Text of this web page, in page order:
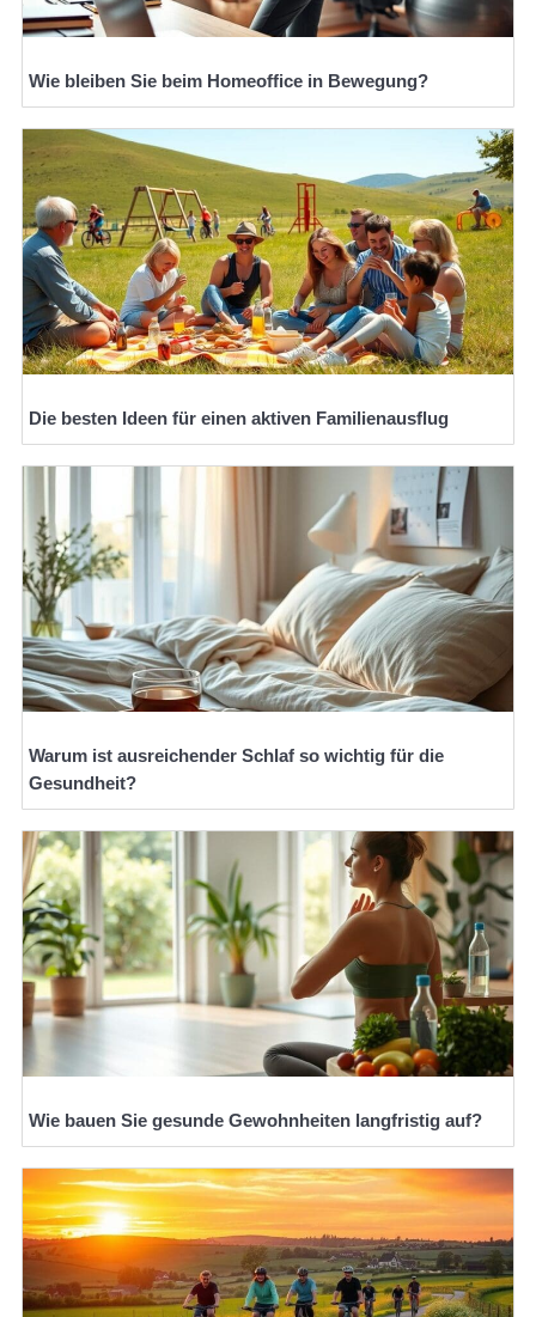
Wie bleiben Sie beim Homeoffice in Bewegung?
Die besten Ideen für einen aktiven Familienausflug
Warum ist ausreichender Schlaf so wichtig für die
Gesundheit?
Wie bauen Sie gesunde Gewohnheiten langfristig auf?